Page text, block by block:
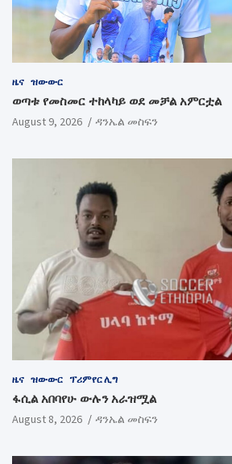
ዜና ዝውውር
ወጣቱ የመስመር ተከላካይ ወደ መቻል አምርቷል
August 9, 2026 ዳንኤል መስፍን
ዜና ዝውውር ፕሪምየር ሊግ
ፋሲል አበባየሁ ውሉን አራዝሟል
August 8, 2026 ዳንኤል መስፍን